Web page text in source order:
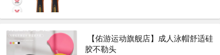
【佑游运动旗舰店】成人泳帽舒适硅
胶不勒头